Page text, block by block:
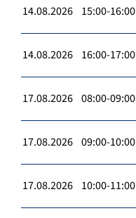
14.08.2026 15:00-16:00
14.08.2026 16:00-17:00
17.08.2026 08:00-09:00
17.08.2026 09:00-10:00
17.08.2026 10:00-11:00